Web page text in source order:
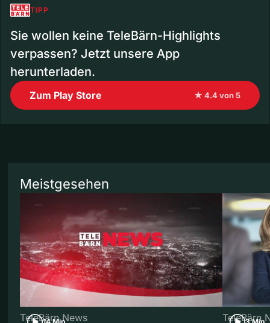
TIPP
Sie wollen keine TeleBärn-Highlights
verpassen? Jetzt unsere App
herunterladen.
Zum Play Store ★ 4.4 von 5
Meistgesehen
TeleBärn News TeleBärn